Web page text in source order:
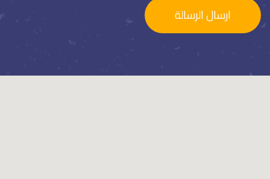
ارسال الرسالة